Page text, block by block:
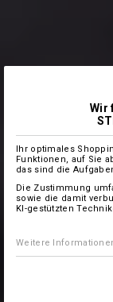
Wir
Ihr optimales
Funktionen, auf Sie
das sind die
Die Zustimmung
sowie die damit
KI-gestützten
Weitere